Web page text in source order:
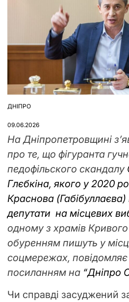
ОПУБЛІКУВАТИ
ДНІПРО
09.06.2026
На Дніпропетровщині
про те, що фігуранта
педофільского скандалу
Глєбкіна, якого у 2020
Краснова
депутати на місцевих
одному з храмів
обуренням пишуть у
соцмережах, повідомляє
посиланням на “Дніпро
Чи справді засуджений